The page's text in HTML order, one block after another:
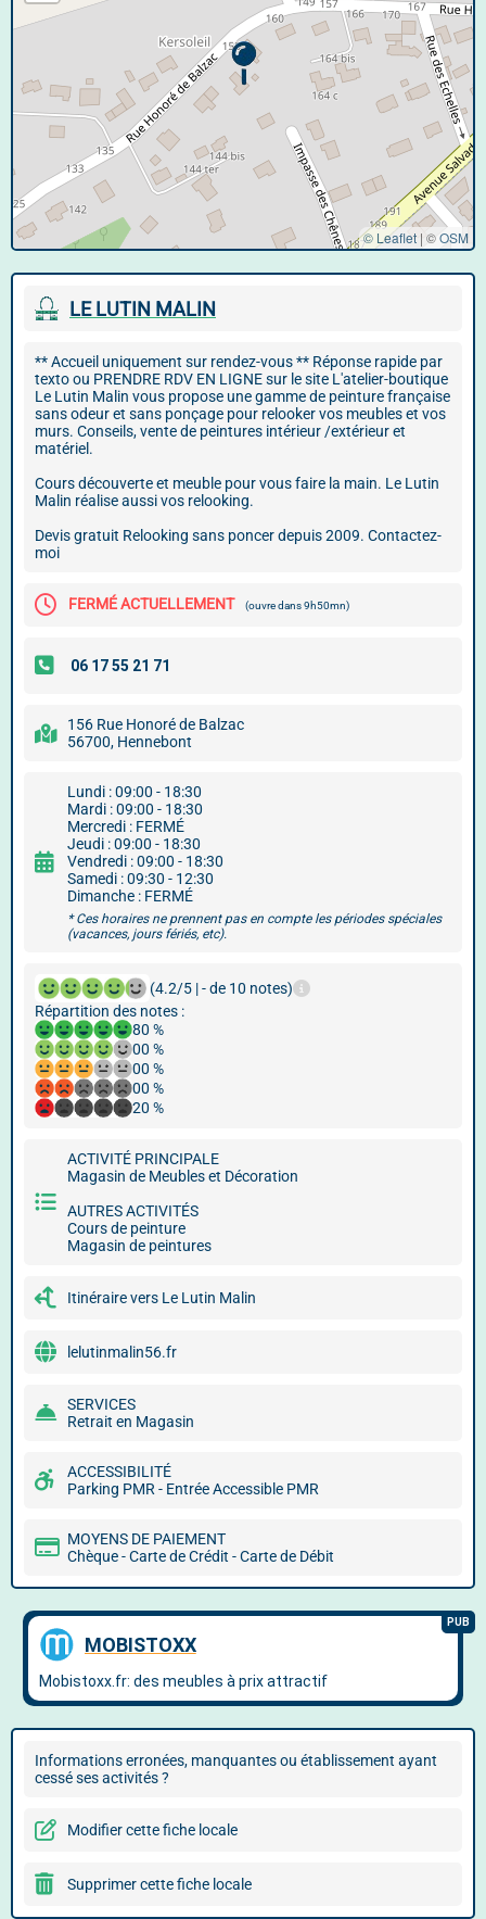
© Leaflet | ©OSM
LE LUTIN MALIN
** Accueil uniquement sur rendez-vous ** Réponse rapide par
texto ou PRENDRE RDV EN LIGNE sur le site L'atelier-boutique
Le Lutin Malin vous propose une gamme de peinture française
sans odeur et sans ponçage pour relooker vos meubles et vos
murs. Conseils, vente de peintures intérieur /extérieur et
matériel.
Cours découverte et meuble pour vous faire la main. Le Lutin
Malin réalise aussi vos relooking.
Devis gratuit Relooking sans poncer depuis 2009. Contactez-
moi
FERMÉ ACTUELLEMENT (ouvre dans 9h50mn)
156 Rue Honoré de Balzac
56700, Hennebont
Lundi : 09:00 - 18:30
Mardi : 09:00 - 18:30
Mercredi : FERMÉ
Jeudi : 09:00 - 18:30
Vendredi : 09:00 - 18:30
Samedi : 09:30 - 12:30
Dimanche : FERMÉ
* Ces horaires ne prennent pas en compte les périodes spéciales
(vacances, jours fériés, etc).
(4.2/5 | - de 10 notes)
Répartition des notes :
80 %
00 %
00 %
00 %
20 %
ACTIVITÉ PRINCIPALE
Magasin de Meubles et Décoration
AUTRES ACTIVITÉS
Cours de peinture
Magasin de peintures
Itinéraire vers Le Lutin Malin
lelutinmalin56.fr
SERVICES
Retrait en Magasin
ACCESSIBILITÉ
Parking PMR - Entrée Accessible PMR
MOYENS DE PAIEMENT
Chèque - Carte de Crédit - Carte de Débit
Informations erronées, manquantes ou établissement ayant
cessé ses activités ?
Modifier cette fiche locale
Supprimer cette fiche locale